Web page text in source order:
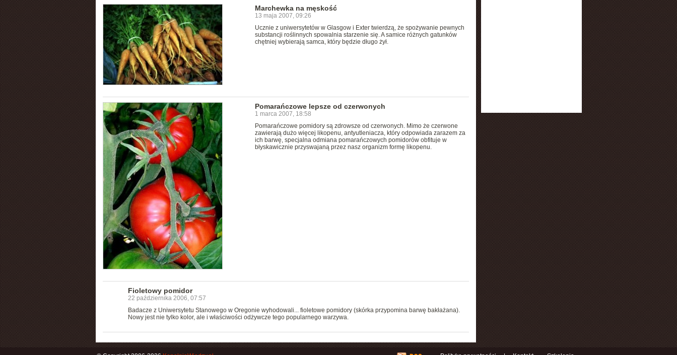
Marchewka na męskość
13 maja 2007, 09:26
Ucznie z uniwersytetów w Glasgow i Exter twierdzą, że spożywanie pewnych
substancji roślinnych spowalnia starzenie się. A samice różnych gatunków
chętniej wybierają samca, który będzie długo żył.
Pomarańczowe lepsze od czerwonych
1 marca 2007, 18:58
Pomarańczowe pomidory są zdrowsze od czerwonych. Mimo że czerwone
zawierają dużo więcej likopenu, antyutleniacza, który odpowiada zarazem za
ich barwę, specjalna odmiana pomarańczowych pomidorów obfituje w
błyskawicznie przyswajaną przez nasz organizm formę likopenu.
Fioletowy pomidor
22 października 2006, 07:57
Badacze z Uniwersytetu Stanowego w Oregonie wyhodowali... fioletowe pomidory (skórka przypomina barwę bakłażana).
Nowy jest nie tylko kolor, ale i właściwości odżywcze tego popularnego warzywa.